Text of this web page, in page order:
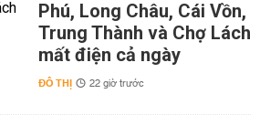
Phú, Long Châu, Cái Vồn,
Trung Thành và Chợ Lách
mất điện cả ngày
ĐÔ THỊ 22 giờ trước